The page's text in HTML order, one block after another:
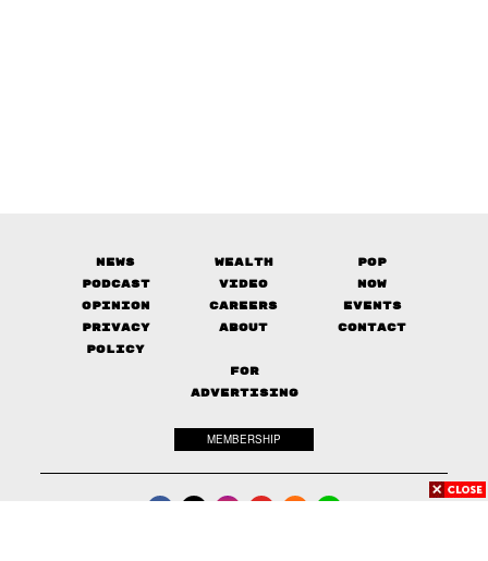
News Wealth
Pop
Podcast
Video
Now
Opinion
Careers
Events
Privacy
Policy
About Contact
FOR
ADVERTISING
MEMBERSHIP